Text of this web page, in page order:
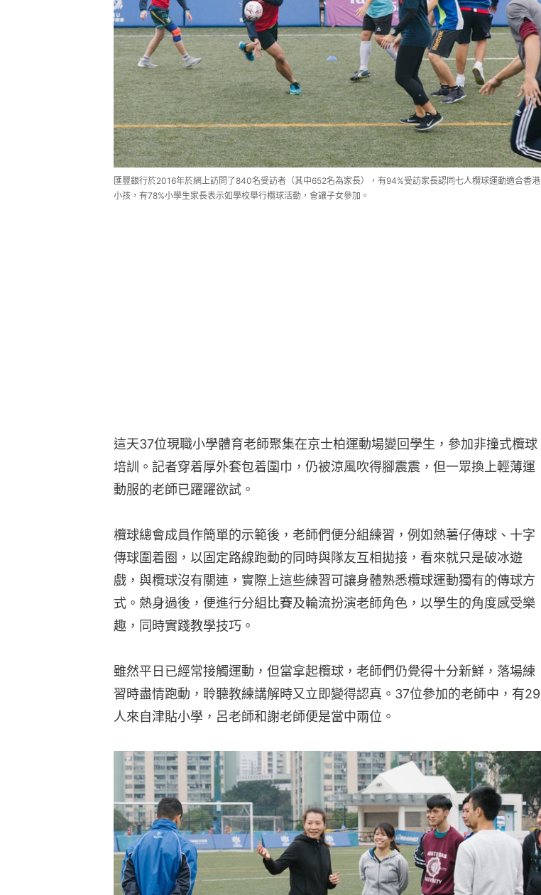
匯豐銀行於2016年於網上訪問了840名受訪者（其中652名為家長），有94%受訪家長認同七人欖球運動適合香港
小孩，有78%小學生家長表示如學校舉行欖球活動，會讓子女參加。
這天37位現職小學體育老師聚集在京士柏運動場變回學生，參加非撞式欖球
培訓。記者穿着厚外套包着圍巾，仍被涼風吹得腳震震，但一眾換上輕薄運
動服的老師已躍躍欲試。
欖球總會成員作簡單的示範後，老師們便分組練習，例如熱薯仔傳球、十字
傳球圍着圈，以固定路線跑動的同時與隊友互相拋接，看來就只是破冰遊
戲，與欖球沒有關連，實際上這些練習可讓身體熟悉欖球運動獨有的傳球方
式。熱身過後，便進行分組比賽及輪流扮演老師角色，以學生的角度感受樂
趣，同時實踐教學技巧。
雖然平日已經常接觸運動，但當拿起欖球，老師們仍覺得十分新鮮，落場練
習時盡情跑動，聆聽教練講解時又立即變得認真。37位參加的老師中，有29
人來自津貼小學，呂老師和謝老師便是當中兩位。